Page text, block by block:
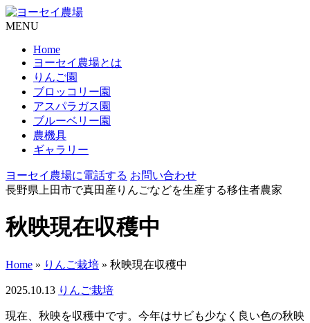
MENU
Home
ヨーセイ農場とは
りんご園
ブロッコリー園
アスパラガス園
ブルーベリー園
農機具
ギャラリー
ヨーセイ農場に電話する お問い合わせ
長野県上田市で真田産りんごなどを生産する移住者農家
秋映現在収穫中
Home » りんご栽培 » 秋映現在収穫中
2025.10.13 りんご栽培
現在、秋映を収穫中です。今年はサビも少なく良い色の秋映